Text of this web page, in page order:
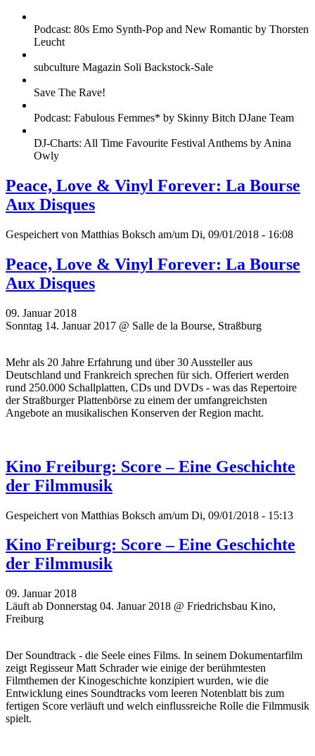
Podcast: 80s Emo Synth-Pop and New Romantic by Thorsten
Leucht
subculture Magazin Soli Backstock-Sale
Save The Rave!
Podcast: Fabulous Femmes* by Skinny Bitch DJane Team
DJ-Charts: All Time Favourite Festival Anthems by Anina
Owly
Peace, Love & Vinyl Forever: La Bourse
Aux Disques
Gespeichert von Matthias Boksch am/um Di, 09/01/2018 - 16:08
Peace, Love & Vinyl Forever: La Bourse
Aux Disques
09. Januar 2018
Sonntag 14. Januar 2017 @ Salle de la Bourse, Straßburg
Mehr als 20 Jahre Erfahrung und über 30 Aussteller aus
Deutschland und Frankreich sprechen für sich. Offeriert werden
rund 250.000 Schallplatten, CDs und DVDs - was das Repertoire
der Straßburger Plattenbörse zu einem der umfangreichsten
Angebote an musikalischen Konserven der Region macht.
Kino Freiburg: Score – Eine Geschichte
der Filmmusik
Gespeichert von Matthias Boksch am/um Di, 09/01/2018 - 15:13
Kino Freiburg: Score – Eine Geschichte
der Filmmusik
09. Januar 2018
Läuft ab Donnerstag 04. Januar 2018 @ Friedrichsbau Kino,
Freiburg
Der Soundtrack - die Seele eines Films. In seinem Dokumentarfilm
zeigt Regisseur Matt Schrader wie einige der berühmtesten
Filmthemen der Kinogeschichte konzipiert wurden, wie die
Entwicklung eines Soundtracks vom leeren Notenblatt bis zum
fertigen Score verläuft und welch einflussreiche Rolle die Filmmusik
spielt.